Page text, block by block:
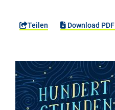
Teilen Download PDF